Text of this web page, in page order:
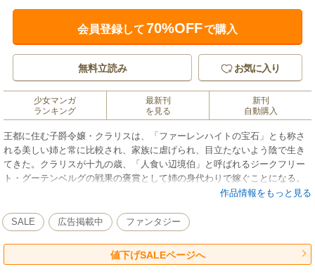
会員登録して70%OFFで購入
無料立読み お気に入り
少女マンガ
ランキング
最新刊
を見る
新刊
自動購入
王都に住む子爵令嬢・クラリスは、「ファーレンハイトの宝石」とも称さ
れる美しい姉と常に比較され、家族に虐げられ、目立たないよう陰で生き
てきた。クラリスが十九の歳、「人食い辺境伯」と呼ばれるジークフリー
ト・グーテンベルグの戦果の褒賞として姉の身代わりで嫁ぐことになる。
ところが辺境伯ジーンは、無口で無表情ながらもクラリスを思いやる、包
負い目を感じるクラリスは、なかなかジーンへ心を預けられないでいた。
そんな折、王都より姉の結婚の知らせが届き、ジーンと王都に向かうこと
になり……？ 不遇の令嬢が辺境の地で最愛の人と幸せになる王道ラブフ
ァンタジー！
作品情報をもっと見る
SALE 広告掲載中 ファンタジー
値下げSALEページへ